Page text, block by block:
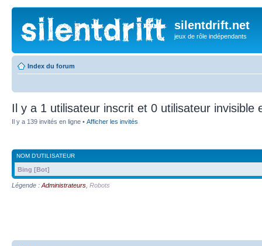
silentdrift.net
jeux de rôle indépendants
Index du forum
Il y a 1 utilisateur inscrit et 0 utilisateur invisible
Il y a 139 invités en ligne • Afficher les invités
NOM D’UTILISATEUR
Bing [Bot]
Légende : Administrateurs Robots